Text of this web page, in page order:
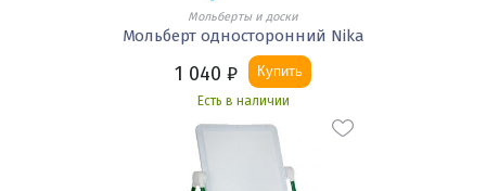
Мольберты и доски
Мольберт односторонний Nika
1 040 ₽ Купить
Есть в наличии